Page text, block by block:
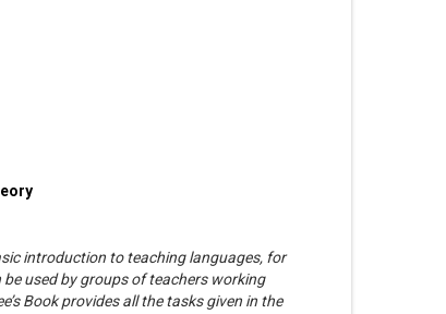
introduction to teaching languages, for
used by groups of teachers working
Book provides all the tasks given in the